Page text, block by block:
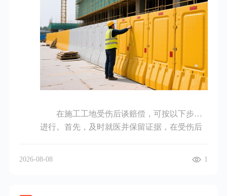
在施工工地受伤后谈赔偿，可按以下步骤
进行。首先，及时就医并保留证据，在受伤后
2026-08-08 1